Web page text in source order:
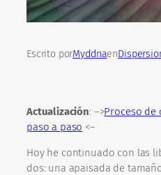
Escrito porMyddnaen
Actualización: –>Proceso de
paso a paso <–
Hoy he continuado con las
dos: una apaisada de